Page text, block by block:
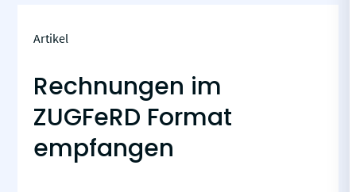
Artikel
Rechnungen im
ZUGFeRD Format
empfangen